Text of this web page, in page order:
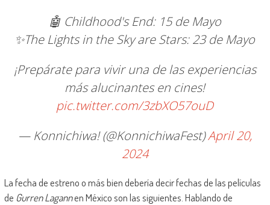
🤖 Childhood's End: 15 de Mayo
✨The Lights in the Sky are Stars: 23 de Mayo
¡Prepárate para vivir una de las experiencias
más alucinantes en cines!
pic.twitter.com/3zbXO57ouD
— Konnichiwa! (@KonnichiwaFest)April 20,
2024
La fecha de estreno o más bien debería decir fechas de las películas
de Gurren Lagannen México son las siguientes. Hablando de